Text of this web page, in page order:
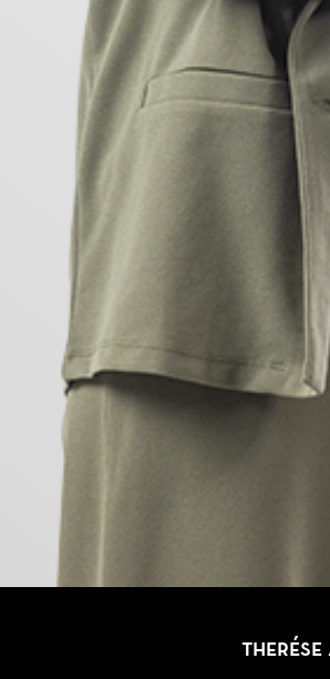
Therése